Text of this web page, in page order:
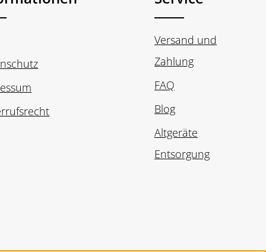
Versand und
Zahlung
FAQ
Blog
Altgeräte
Entsorgung